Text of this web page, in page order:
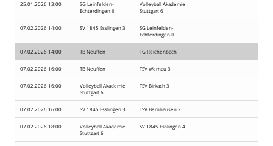
25.01.2026 13:00
SG Leinfelden-
Echterdingen II
Volleyball Akademie
Stuttgart 6
07.02.2026 14:00 SV 1845 Esslingen 3
SG Leinfelden-
Echterdingen II
07.02.2026 14:00 TB Neuffen TG Reichenbach
07.02.2026 16:00 TB Neuffen TSV Wernau 3
07.02.2026 16:00
Volleyball Akademie
Stuttgart 6
TSV Birkach 3
07.02.2026 16:00 SV 1845 Esslingen 3 TSV Bernhausen 2
07.02.2026 18:00
Volleyball Akademie
Stuttgart 6
SV 1845 Esslingen 4